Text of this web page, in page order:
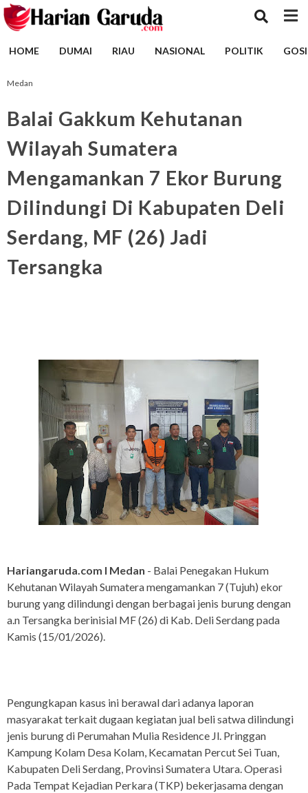
HOME DUMAI RIAU NASIONAL POLITIK
Medan
Balai Gakkum Kehutanan
Wilayah Sumatera
Mengamankan 7 Ekor Burung
Dilindungi Di Kabupaten Deli
Serdang, MF (26) Jadi
Tersangka
Hariangaruda.com I Medan - Balai Penegakan Hukum
Kehutanan Wilayah Sumatera mengamankan 7 (Tujuh) ekor
burung yang dilindungi dengan berbagai jenis burung dengan
a.n Tersangka berinisial MF (26) di Kab. Deli Serdang pada
Kamis (15/01/2026).
Pengungkapan kasus ini berawal dari adanya laporan
masyarakat terkait dugaan kegiatan jual beli satwa dilindungi
jenis burung di Perumahan Mulia Residence Jl. Pringgan
Kampung Kolam Desa Kolam, Kecamatan Percut Sei Tuan,
Kabupaten Deli Serdang, Provinsi Sumatera Utara. Operasi
Pada Tempat Kejadian Perkara (TKP) bekerjasama dengan